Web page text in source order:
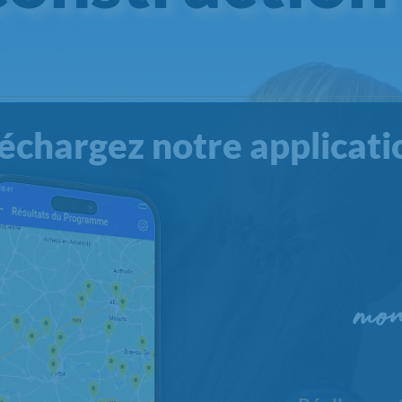
notre